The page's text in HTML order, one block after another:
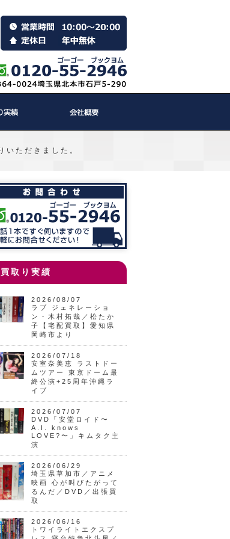
ただきました。
買取り実績
2026/08/07
ラブ ジェネレーショ
ン・木村拓哉／松たか
子【宅配買取】愛知県
岡崎市より
2026/07/18
安室奈美恵 ラストドー
ムツアー 東京ドーム最
終公演+25周年沖縄ラ
イブ
2026/07/07
DVD「安堂ロイド〜
A.I. knows
LOVE?〜」キムタク主
演
2026/06/29
埼玉県草加市／アニメ
映画 心が叫びたがって
るんだ／DVD／出張買
取
2026/06/16
トワイライトエクスプ